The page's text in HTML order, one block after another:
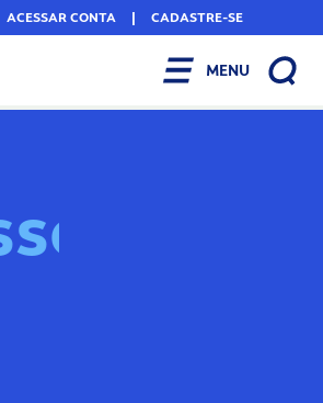
ACESSAR CONTA | CADASTRE-SE
MENU
os